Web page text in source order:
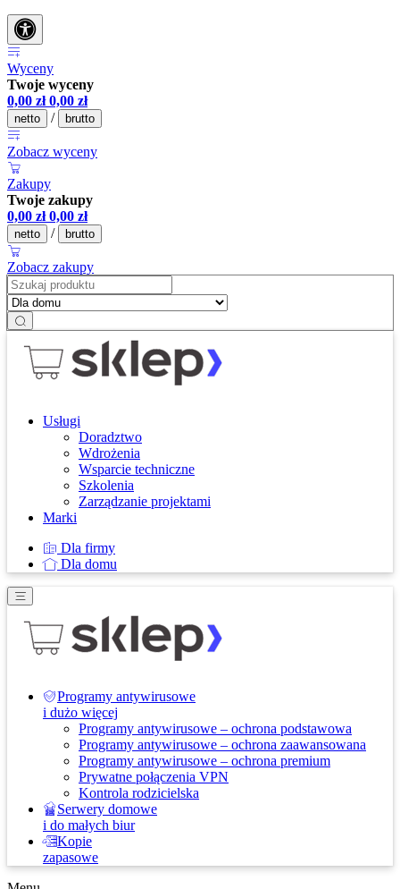
Wyceny
Twoje wyceny
0,00 zł 0,00 zł
netto / brutto
Zobacz wyceny
Zakupy
Twoje zakupy
0,00 zł 0,00 zł
netto / brutto
Zobacz zakupy
Usługi
Doradztwo
Wdrożenia
Wsparcie techniczne
Szkolenia
Zarządzanie projektami
Marki
Dla firmy
Dla domu
Programy antywirusowe
i dużo więcej
Programy antywirusowe – ochrona podstawowa
Programy antywirusowe – ochrona zaawansowana
Programy antywirusowe – ochrona premium
Prywatne połączenia VPN
Kontrola rodzicielska
Serwery domowe
i do małych biur
Kopie
zapasowe